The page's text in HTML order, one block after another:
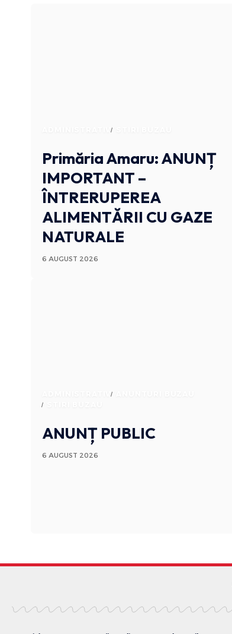
ADMINISTRATIV
Primăria Amaru: ANUNȚ
IMPORTANT –
ÎNTRERUPEREA
ALIMENTĂRII CU GAZE
NATURALE
6 AUGUST 2026
ADMINISTRATIV
ANUNȚ PUBLIC
6 AUGUST 2026